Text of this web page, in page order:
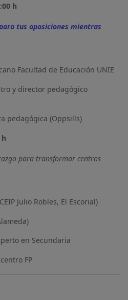
h
tus oposiciones mientras
Facultad de Educación UNIE
y director pedagógico
pedagógica (Oppsills)
para transformar centros
Julio Robles, El Escorial)
en Secundaria
FP